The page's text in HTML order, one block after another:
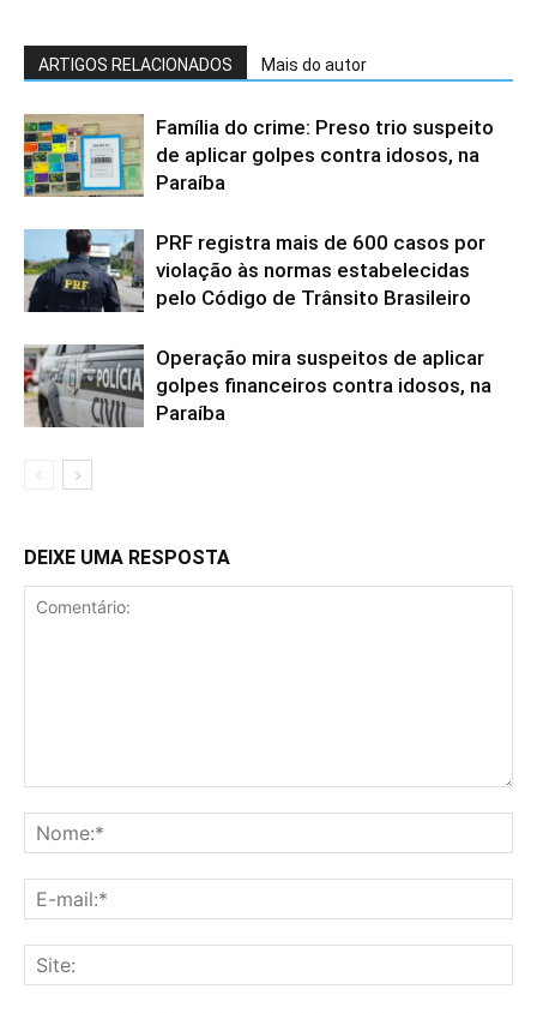
ARTIGOS RELACIONADOS Mais do autor
Família do crime: Preso trio suspeito
de aplicar golpes contra idosos, na
Paraíba
PRF registra mais de 600 casos por
violação às normas estabelecidas
pelo Código de Trânsito Brasileiro
Operação mira suspeitos de aplicar
golpes financeiros contra idosos, na
Paraíba
DEIXE UMA RESPOSTA